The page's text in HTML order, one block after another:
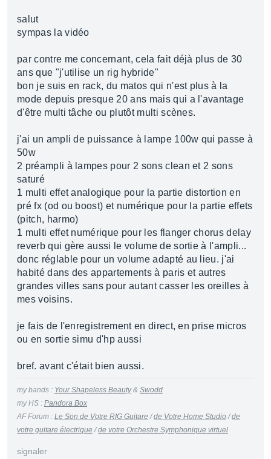
salut
sympas la vidéo
par contre me concernant, cela fait déjà plus de 30
ans que "j'utilise un rig hybride"
bon je suis en rack, du matos qui n'est plus à la
mode depuis presque 20 ans mais qui a l'avantage
d'être multi tâche ou plutôt multi scènes.
j'ai un ampli de puissance à lampe 100w qui passe à
50w
2 préampli à lampes pour 2 sons clean et 2 sons
saturé
1 multi effet analogique pour la partie distortion en
pré fx (od ou boost) et numérique pour la partie effets
(pitch, harmo)
1 multi effet numérique pour les flanger chorus delay
reverb qui gère aussi le volume de sortie à l'ampli...
donc réglable pour un volume adapté au lieu. j'ai
habité dans des appartements à paris et autres
grandes villes sans pour autant casser les oreilles à
mes voisins.
je fais de l'enregistrement en direct, en prise micros
ou en sortie simu d'hp aussi
bref. avant c'était bien aussi.
my bands : Your Shapeless Beauty& Swodd
my HS : Pandora Box
AF Forum : Le Son de Votre RIG Guitare/de Votre Home Studio/de
votre guitare électrique/de votre Orchestre Symphonique virtuel
signaler